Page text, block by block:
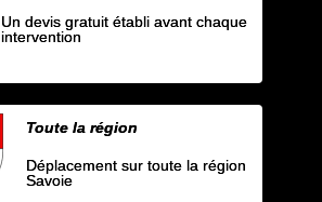
Un devis gratuit établi avant chaque
intervention
Toute la région
Déplacement sur toute la région
Savoie